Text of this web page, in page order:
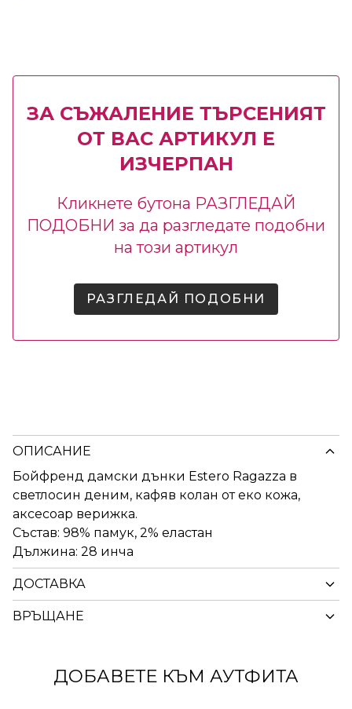
ЗА СЪЖАЛЕНИЕ ТЪРСЕНИЯТ
ОТ ВАС АРТИКУЛ Е
ИЗЧЕРПАН
Кликнете бутона РАЗГЛЕДАЙ
ПОДОБНИ за да разгледате подобни
на този артикул
РАЗГЛЕДАЙ ПОДОБНИ
ОПИСАНИЕ
Бойфренд дамски дънки Estero Ragazza в
светлосин деним, кафяв колан от еко кожа,
аксесоар верижка.
Състав: 98% памук, 2% еластан
Дължина: 28 инча
ДОСТАВКА
ВРЪЩАНЕ
ДОБАВЕТЕ КЪМ АУТФИТА